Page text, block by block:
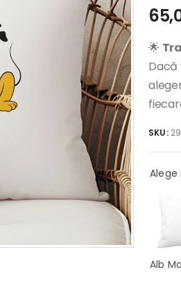
🌟
Dacă
SKU:
Alb